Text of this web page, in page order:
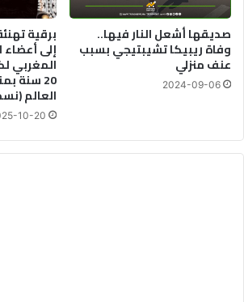
صديقها أشعل النار فيها..
وفاة ريبيكا تشيبتيجي بسبب
عنف منزلي
2024-09-06
برقية
إلى أعضاء
المغربي
20 سنة
العالم
10-20